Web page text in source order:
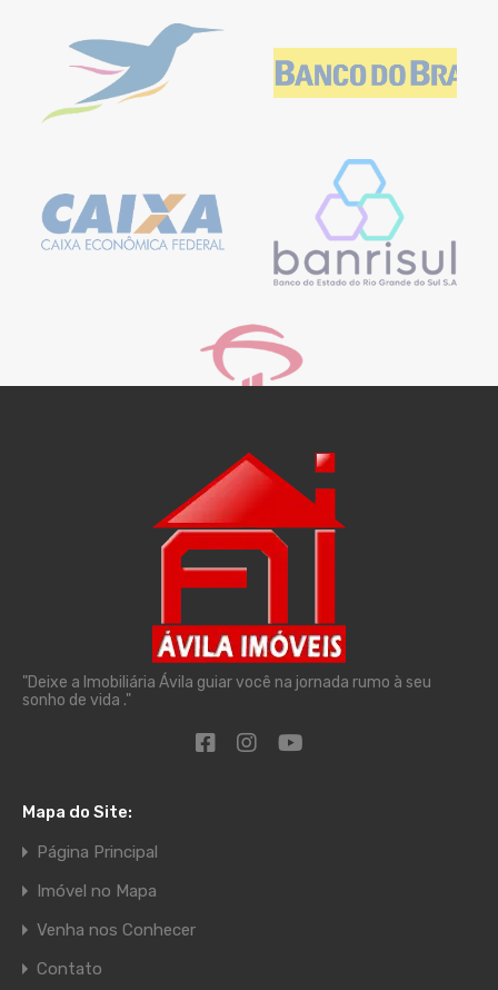
"Deixe a Imobiliária Ávila guiar você na jornada rumo à seu
sonho de vida ."
Mapa do Site:
Página Principal
Imóvel no Mapa
Venha nos Conhecer
Contato